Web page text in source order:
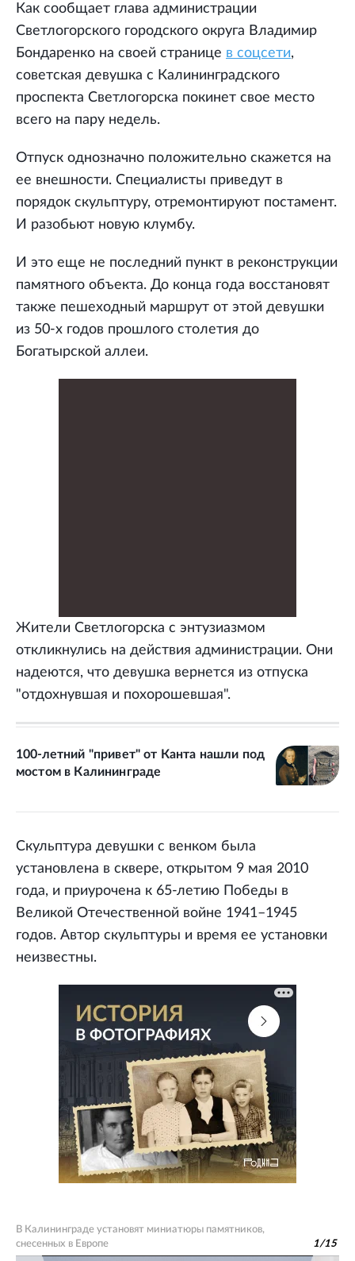
Как сообщает глава администрации
Светлогорского городского округа Владимир
Бондаренко на своей странице в соцсети,
советская девушка с Калининградского
проспекта Светлогорска покинет свое место
всего на пару недель.
Отпуск однозначно положительно скажется на
ее внешности. Специалисты приведут в
порядок скульптуру, отремонтируют постамент.
И разобьют новую клумбу.
И это еще не последний пункт в реконструкции
памятного объекта. До конца года восстановят
также пешеходный маршрут от этой девушки
из 50-х годов прошлого столетия до
Богатырской аллеи.
Жители Светлогорска с энтузиазмом
откликнулись на действия администрации. Они
надеются, что девушка вернется из отпуска
"отдохнувшая и похорошевшая".
100-летний "привет" от Канта нашли под
мостом в Калининграде
Скульптура девушки с венком была
установлена в сквере, открытом 9 мая 2010
года, и приурочена к 65-летию Победы в
Великой Отечественной войне 1941–1945
годов. Автор скульптуры и время ее установки
неизвестны.
В Калининграде установят миниатюры памятников,
снесенных в Европе
1/15